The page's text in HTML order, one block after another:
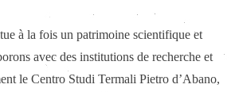
à la fois un patrimoine scientifique et
avec des institutions de recherche et
le Centro Studi Termali Pietro d’Abano,